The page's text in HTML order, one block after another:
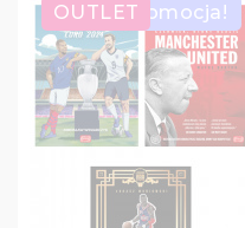
Promocja!
OUTLET